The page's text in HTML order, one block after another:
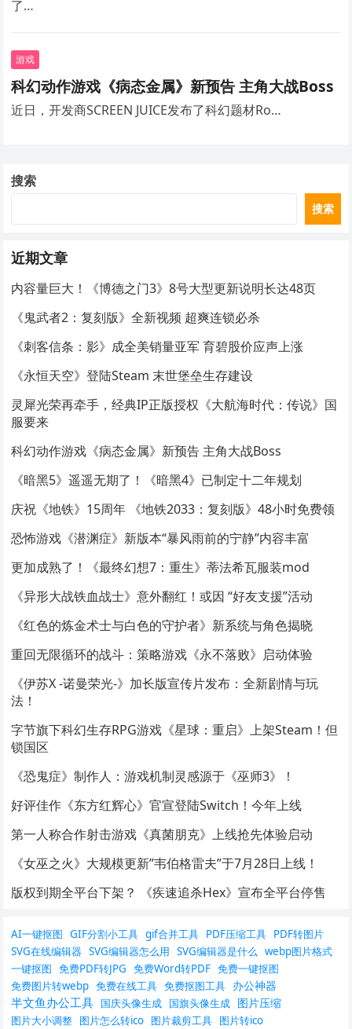
了…
游戏
科幻动作游戏《病态金属》新预告 主角大战Boss
近日，开发商SCREEN JUICE发布了科幻题材Ro…
搜索
搜索
近期文章
内容量巨大！《博德之门3》8号大型更新说明长达48页
《鬼武者2：复刻版》全新视频 超爽连锁必杀
《刺客信条：影》成全美销量亚军 育碧股价应声上涨
《永恒天空》登陆Steam 末世堡垒生存建设
灵犀光荣再牵手，经典IP正版授权《大航海时代：传说》国
服要来
科幻动作游戏《病态金属》新预告 主角大战Boss
《暗黑5》遥遥无期了！《暗黑4》已制定十二年规划
庆祝《地铁》15周年 《地铁2033：复刻版》48小时免费领
恐怖游戏《潜渊症》新版本“暴风雨前的宁静”内容丰富
更加成熟了！《最终幻想7：重生》蒂法希瓦服装mod
《异形大战铁血战士》意外翻红！或因 “好友支援”活动
《红色的炼金术士与白色的守护者》新系统与角色揭晓
重回无限循环的战斗：策略游戏《永不落败》启动体验
《伊苏X -诺曼荣光-》加长版宣传片发布：全新剧情与玩
法！
字节旗下科幻生存RPG游戏《星球：重启》上架Steam！但
锁国区
《恐鬼症》制作人：游戏机制灵感源于《巫师3》！
好评佳作《东方红辉心》官宣登陆Switch！今年上线
第一人称合作射击游戏《真菌朋克》上线抢先体验启动
《女巫之火》大规模更新”韦伯格雷夫”于7月28日上线！
版权到期全平台下架？ 《疾速追杀Hex》宣布全平台停售
AI一键抠图 GIF分割小工具 gif合并工具 PDF压缩工具 PDF转图片
SVG在线编辑器 SVG编辑器怎么用 SVG编辑器是什么 webp图片格式
一键抠图 免费PDF转JPG 免费Word转PDF 免费一键抠图
免费图片转webp 免费在线工具 免费抠图工具 办公神器
半文鱼办公工具 国庆头像生成 国旗头像生成 图片压缩
图片大小调整 图片怎么转ico 图片裁剪工具 图片转ico